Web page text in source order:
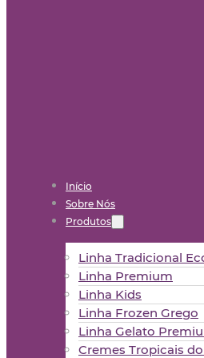
Início
Sobre Nós
Produtos
Linha Tradicional
Linha Premium
Linha Kids
Linha Frozen Grego
Linha Gelato
Cremes Tropicais